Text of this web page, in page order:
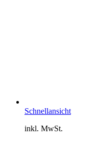
Schnellansicht
inkl. MwSt.